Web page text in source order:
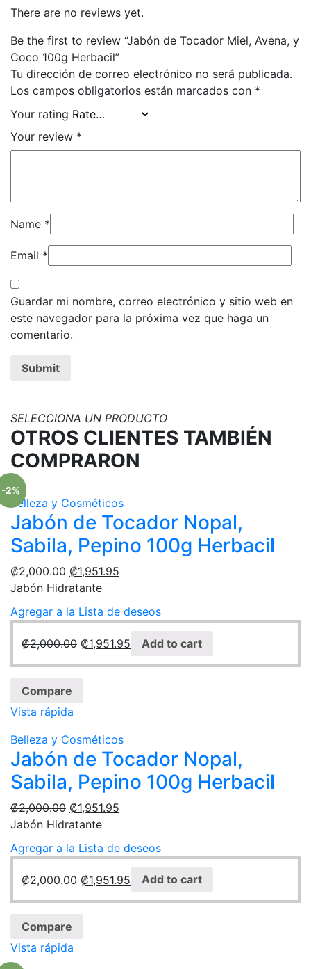
There are no reviews yet.
Be the first to review “Jabón de Tocador Miel, Avena, y
Coco 100g Herbacil”
Tu dirección de correo electrónico no será publicada.
Los campos obligatorios están marcados con *
Your rating
Your review *
Name *
Email *
Guardar mi nombre, correo electrónico y sitio web en
este navegador para la próxima vez que haga un
comentario.
SELECCIONA UN PRODUCTO
OTROS CLIENTES TAMBIÉN
COMPRARON
-2%
Belleza y Cosméticos
Jabón de Tocador Nopal,
Sabila, Pepino 100g Herbacil
₡2,000.00 ₡1,951.95
Jabón Hidratante
Agregar a la Lista de deseos
₡2,000.00 ₡1,951.95 Add to cart
Compare
Vista rápida
Belleza y Cosméticos
Jabón de Tocador Nopal,
Sabila, Pepino 100g Herbacil
₡2,000.00 ₡1,951.95
Jabón Hidratante
Agregar a la Lista de deseos
₡2,000.00 ₡1,951.95 Add to cart
Compare
Vista rápida